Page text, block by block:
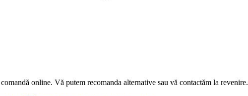
online. Vă putem recomanda alternative sau vă contactăm la revenire.